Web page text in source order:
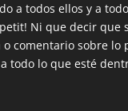
a todos ellos y a
Ni que decir que
comentario sobre lo
todo lo que esté